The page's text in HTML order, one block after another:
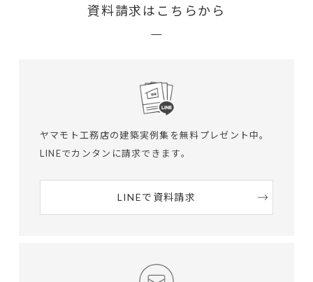
資料請求はこちらから
ヤマモト工務店の建築実例集を無料プレゼント中。
LINEでカンタンに請求できます。
LINEで資料請求